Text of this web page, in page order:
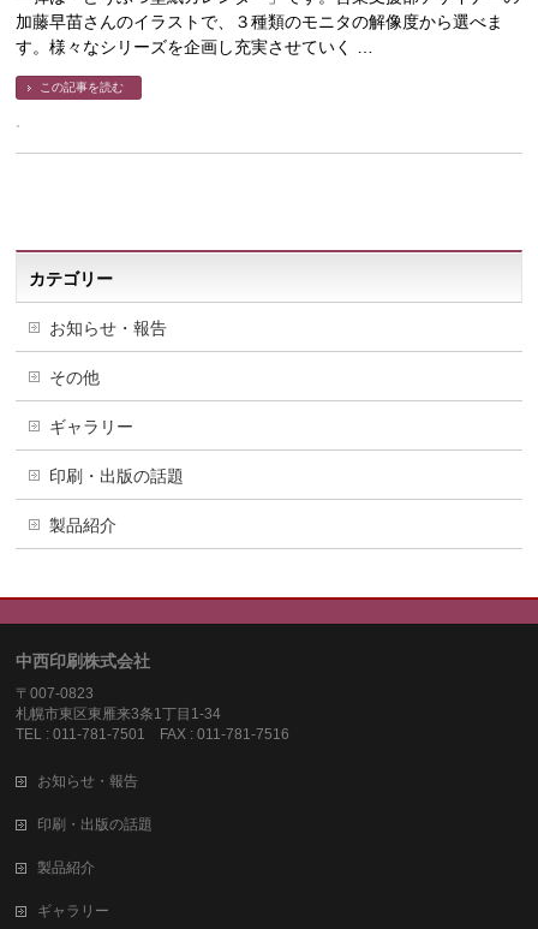
加藤早苗さんのイラストで、３種類のモニタの解像度から選べま
す。様々なシリーズを企画し充実させていく …
この記事を読む
カテゴリー
お知らせ・報告
その他
ギャラリー
印刷・出版の話題
製品紹介
中西印刷株式会社
〒007-0823
札幌市東区東雁来3条1丁目1-34
TEL : 011-781-7501 FAX : 011-781-7516
お知らせ・報告
印刷・出版の話題
製品紹介
ギャラリー